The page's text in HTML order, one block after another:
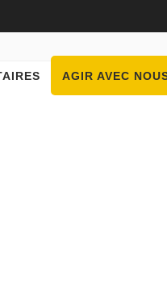
AGIR AVEC